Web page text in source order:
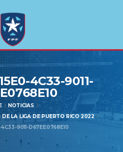
4C33-9011-
NOTICIAS
LA LIGA DE PUERTO RICO 2022
9011-D67EE0768E10